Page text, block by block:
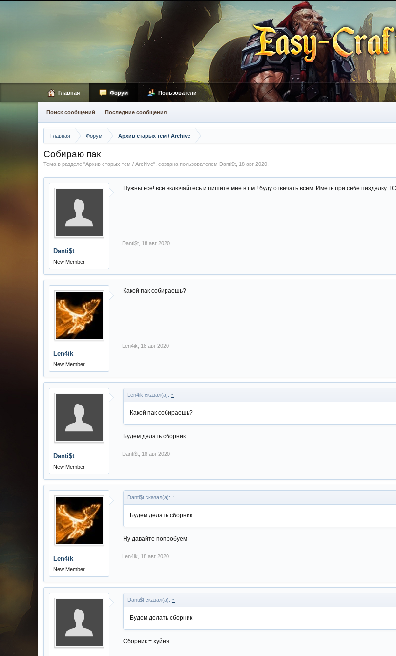
Главная Форум Архив старых тем / Archive
Собираю пак
Тема в разделе "Архив старых тем / Archive", создана пользователем Danti$t 18 авг 2020
Danti$t
New Member
Нужны все! все включайтесь и пишите мне в пм ! буду отвечать всем. Иметь при себе пизделку ТС
Danti$t 18 авг 2020
Len4ik
New Member
Какой пак собираешь?
Len4ik 18 авг 2020
Danti$t
New Member
Len4ik сказал(а): ↑
Какой пак собираешь?
Будем делать сборник
Danti$t 18 авг 2020
Len4ik
New Member
Danti$t сказал(а): ↑
Будем делать сборник
Ну давайте попробуем
Len4ik 18 авг 2020
Danti$t сказал(а): ↑
Будем делать сборник
Сборник = хуйня
Главная Форум
Поиск сообщений Последние сообщения
Пользователи